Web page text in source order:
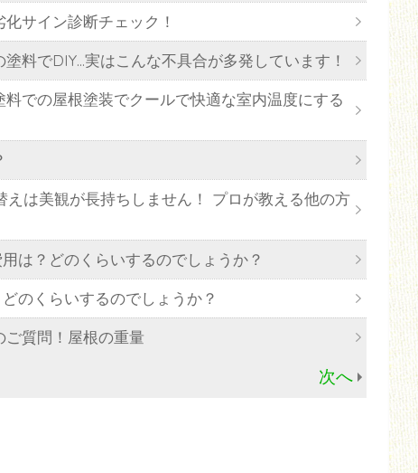
サイン診断チェック！
料でDIY…実はこんな不具合が多発しています！
での屋根塗装でクールで快適な室内温度にする
は美観が長持ちしません！ プロが教える他の方
は？どのくらいするのでしょうか？
のくらいするのでしょうか？
質問！屋根の重量
次へ